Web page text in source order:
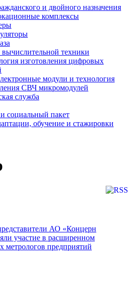
и двойного назначения
комплексы
техники
изготовления цифровых
модули и технология
СВЧ микромодулей
служба
социальный пакет
обучение и стажировки
АО «Концерн
участие в расширенном
метрологов предприятий